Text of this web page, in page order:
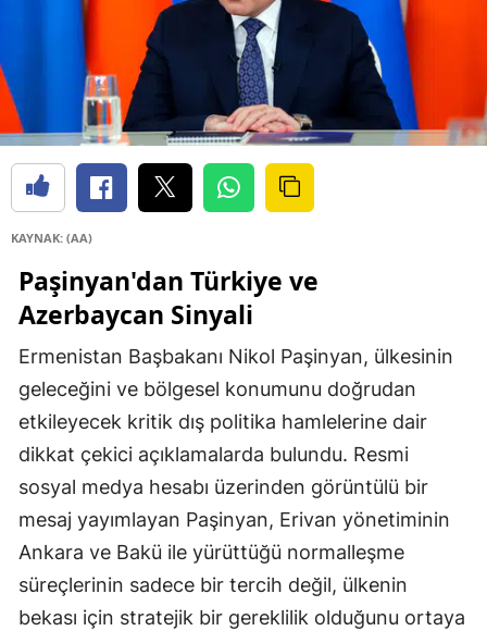
KAYNAK: (AA)
Paşinyan'dan Türkiye ve
Azerbaycan Sinyali
Ermenistan Başbakanı Nikol Paşinyan, ülkesinin
geleceğini ve bölgesel konumunu doğrudan
etkileyecek kritik dış politika hamlelerine dair
dikkat çekici açıklamalarda bulundu. Resmi
sosyal medya hesabı üzerinden görüntülü bir
mesaj yayımlayan Paşinyan, Erivan yönetiminin
Ankara ve Bakü ile yürüttüğü normalleşme
süreçlerinin sadece bir tercih değil, ülkenin
bekası için stratejik bir gereklilik olduğunu ortaya